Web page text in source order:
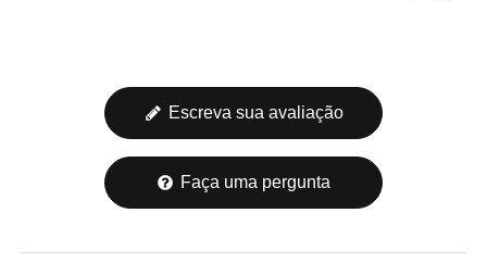
Escreva sua avaliação
Faça uma pergunta